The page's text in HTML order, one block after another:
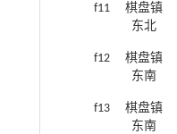
f11
棋盘镇
东北
f12
棋盘镇
东南
f13
棋盘镇
东南